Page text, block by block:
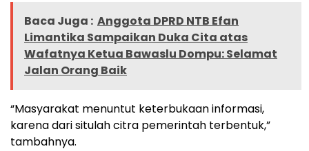
Baca Juga : Anggota DPRD NTB Efan
Limantika Sampaikan Duka Cita atas
Wafatnya Ketua Bawaslu Dompu: Selamat
Jalan Orang Baik
“Masyarakat menuntut keterbukaan informasi,
karena dari situlah citra pemerintah terbentuk,”
tambahnya.